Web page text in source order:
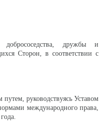
добрососедства, дружбы и
Сторон, в соответствии с
руководствуясь Уставом
международного права,